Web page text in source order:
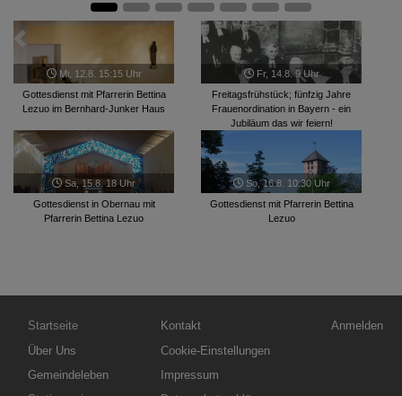
Mi, 12.8. 15:15 Uhr
Gottesdienst mit Pfarrerin Bettina
Lezuo im Bernhard-Junker Haus
Fr, 14.8. 9 Uhr
Freitagsfrühstück; fünfzig Jahre
Frauenordination in Bayern - ein
Jubiläum das wir feiern!
Sa, 15.8. 18 Uhr
Gottesdienst in Obernau mit
Pfarrerin Bettina Lezuo
So, 16.8. 10:30 Uhr
Gottesdienst mit Pfarrerin Bettina
Lezuo
Zurück
Hauptnavigation
Startseite
Über Uns
Gemeindeleben
Fußbereichsmenü
Kontakt
Cookie-Einstellungen
Impressum
Anmelden